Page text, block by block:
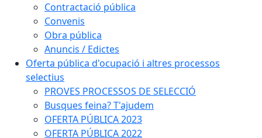
Contractació pública
Convenis
Obra pública
Anuncis / Edictes
Oferta pública d'ocupació i altres processos
selectius
PROVES PROCESSOS DE SELECCIÓ
Busques feina? T'ajudem
OFERTA PÚBLICA 2023
OFERTA PÚBLICA 2022